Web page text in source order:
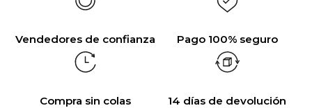
Vendedores de confianza Pago 100% seguro
Compra sin colas 14 días de devolución